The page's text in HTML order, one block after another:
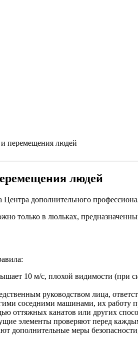
и перемещения людей
людей
Центра дополнительного
только в люльках,
10 м/с, плохой видимости
руководством лица,
соседними машинами, их работу
оттяжных канатов или других
элементы проверяют перед
дополнительные меры